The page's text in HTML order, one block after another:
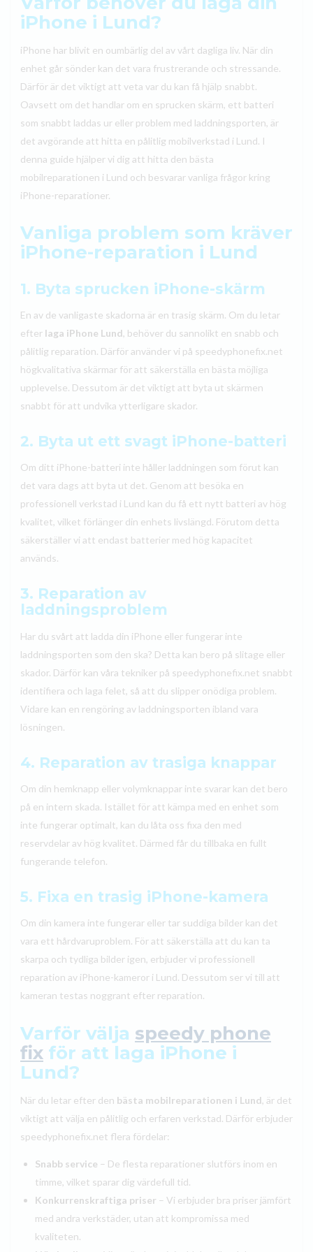
iPhone i Lund?
iPhone har blivit en oumbärlig del av vårt dagliga liv. När din
enhet går sönder kan det vara frustrerande och stressande.
Därför är det viktigt att veta var du kan få hjälp snabbt.
Oavsett om det handlar om en sprucken skärm, ett batteri
som snabbt laddas ur eller problem med laddningsporten, är
det avgörande att hitta en pålitlig mobilverkstad i Lund. I
denna guide hjälper vi dig att hitta den bästa
mobilreparationen i Lund och besvarar vanliga frågor kring
iPhone-reparationer.
Vanliga problem som kräver
iPhone-reparation i Lund
1. Byta sprucken iPhone-skärm
En av de vanligaste skadorna är en trasig skärm. Om du letar
efter laga iPhone Lund , behöver du sannolikt en snabb och
pålitlig reparation. Därför använder vi på speedyphonefix.net
högkvalitativa skärmar för att säkerställa en bästa möjliga
upplevelse. Dessutom är det viktigt att byta ut skärmen
snabbt för att undvika ytterligare skador.
2. Byta ut ett svagt iPhone-batteri
Om ditt iPhone-batteri inte håller laddningen som förut kan
det vara dags att byta ut det. Genom att besöka en
professionell verkstad i Lund kan du få ett nytt batteri av hög
kvalitet, vilket förlänger din enhets livslängd. Förutom detta
säkerställer vi att endast batterier med hög kapacitet
används.
3. Reparation av
laddningsproblem
Har du svårt att ladda din iPhone eller fungerar inte
laddningsporten som den ska? Detta kan bero på slitage eller
skador. Därför kan våra tekniker på speedyphonefix.net snabbt
identifiera och laga felet, så att du slipper onödiga problem.
Vidare kan en rengöring av laddningsporten ibland vara
lösningen.
4. Reparation av trasiga knappar
Om din hemknapp eller volymknappar inte svarar kan det bero
på en intern skada. Istället för att kämpa med en enhet som
inte fungerar optimalt, kan du låta oss fixa den med
reservdelar av hög kvalitet. Därmed får du tillbaka en fullt
fungerande telefon.
5. Fixa en trasig iPhone-kamera
Om din kamera inte fungerar eller tar suddiga bilder kan det
vara ett hårdvaruproblem. För att säkerställa att du kan ta
skarpa och tydliga bilder igen, erbjuder vi professionell
reparation av iPhone-kameror i Lund. Dessutom ser vi till att
kameran testas noggrant efter reparation.
Varför välja speedy phone
fix för att laga iPhone i
Lund?
När du letar efter den bästa mobilreparationen i Lund , är det
viktigt att välja en pålitlig och erfaren verkstad. Därför erbjuder
speedyphonefix.net flera fördelar:
Snabb service – De flesta reparationer slutförs inom en
timme, vilket sparar dig värdefull tid.
Konkurrenskraftiga priser – Vi erbjuder bra priser jämfört
med andra verkstäder, utan att kompromissa med
kvaliteten.